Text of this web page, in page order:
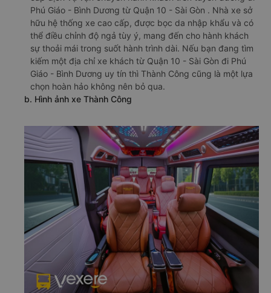
Phú Giáo - Bình Dương từ Quận 10 - Sài Gòn . Nhà xe sở
hữu hệ thống xe cao cấp, được bọc da nhập khẩu và có
thể điều chỉnh độ ngả tùy ý, mang đến cho hành khách
sự thoải mái trong suốt hành trình dài. Nếu bạn đang tìm
kiếm một địa chỉ xe khách từ Quận 10 - Sài Gòn đi Phú
Giáo - Bình Dương uy tín thì Thành Công cũng là một lựa
chọn hoàn hảo không nên bỏ qua.
b. Hình ảnh xe Thành Công